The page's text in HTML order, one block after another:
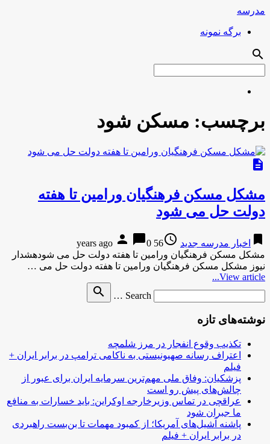
مدرسه
برگه نمونه
search
برچسب: مسکن شود
description
مشکل مسکن فرهنگیان ورامین تا هفته
دولت حل می شود
bookmark اخبار مدرسه جدید access_time
56 years ago
person chat_bubble0
مشکل مسکن فرهنگیان ورامین تا هفته دولت حل می شودهشدار
نیوز مشکل مسکن فرهنگیان ورامین تا هفته دولت حل می …
View article...
Search …
search
نوشته‌های تازه
تکذیب وقوع انفجار در مرز شلمچه
اعتراف رسانه صهیونیستی به ناکامی ترامپ در برابر ایران +
فیلم
پزشکیان: وفاق ملی مهم‌ترین سرمایه ایران برای عبور از
چالش‌های پیش رو است
عراقچی در تماس وزیرخارجه اوکراین: باید خسارات به منافع
ما جبران شود
پاشنه آشیل‌های آمریکا؛ از کمبود مهمات تا بن‌بست راهبردی
در برابر ایران + فیلم